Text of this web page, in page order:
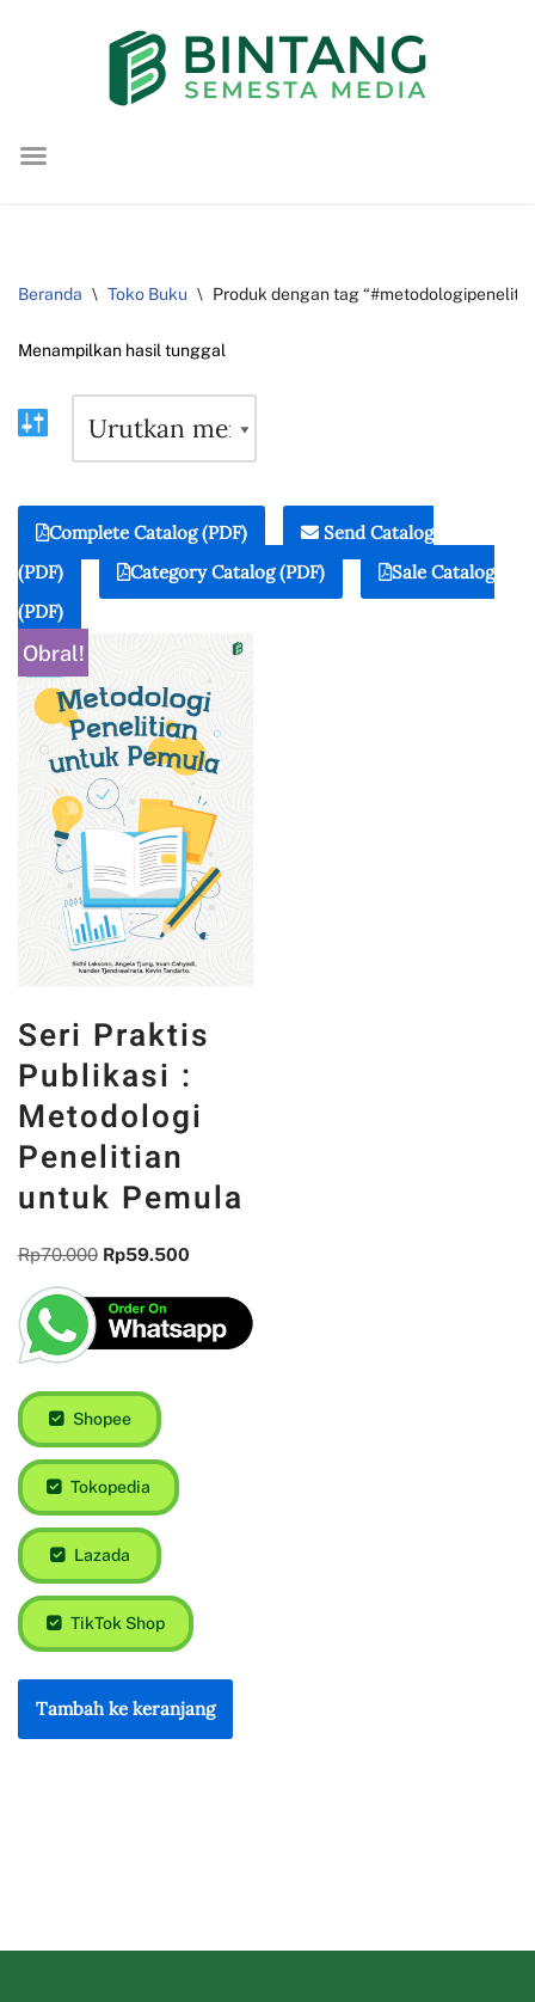
konten
Beranda \ Toko Buku \ Produk dengan tag
Menampilkan hasil tunggal
Complete Catalog (PDF)
Send Catalog
(PDF)
Category Catalog (PDF)
Sale Catalog
(PDF)
Obral!
Seri Praktis
Publikasi :
Metodologi
Penelitian
untuk Pemula
Rp70.000 Rp59.500
Shopee
Tokopedia
Lazada
TikTok Shop
Tambah ke keranjang